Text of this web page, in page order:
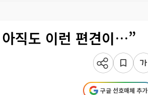
직도 이런 편견이…”
구글 선호매체 추가